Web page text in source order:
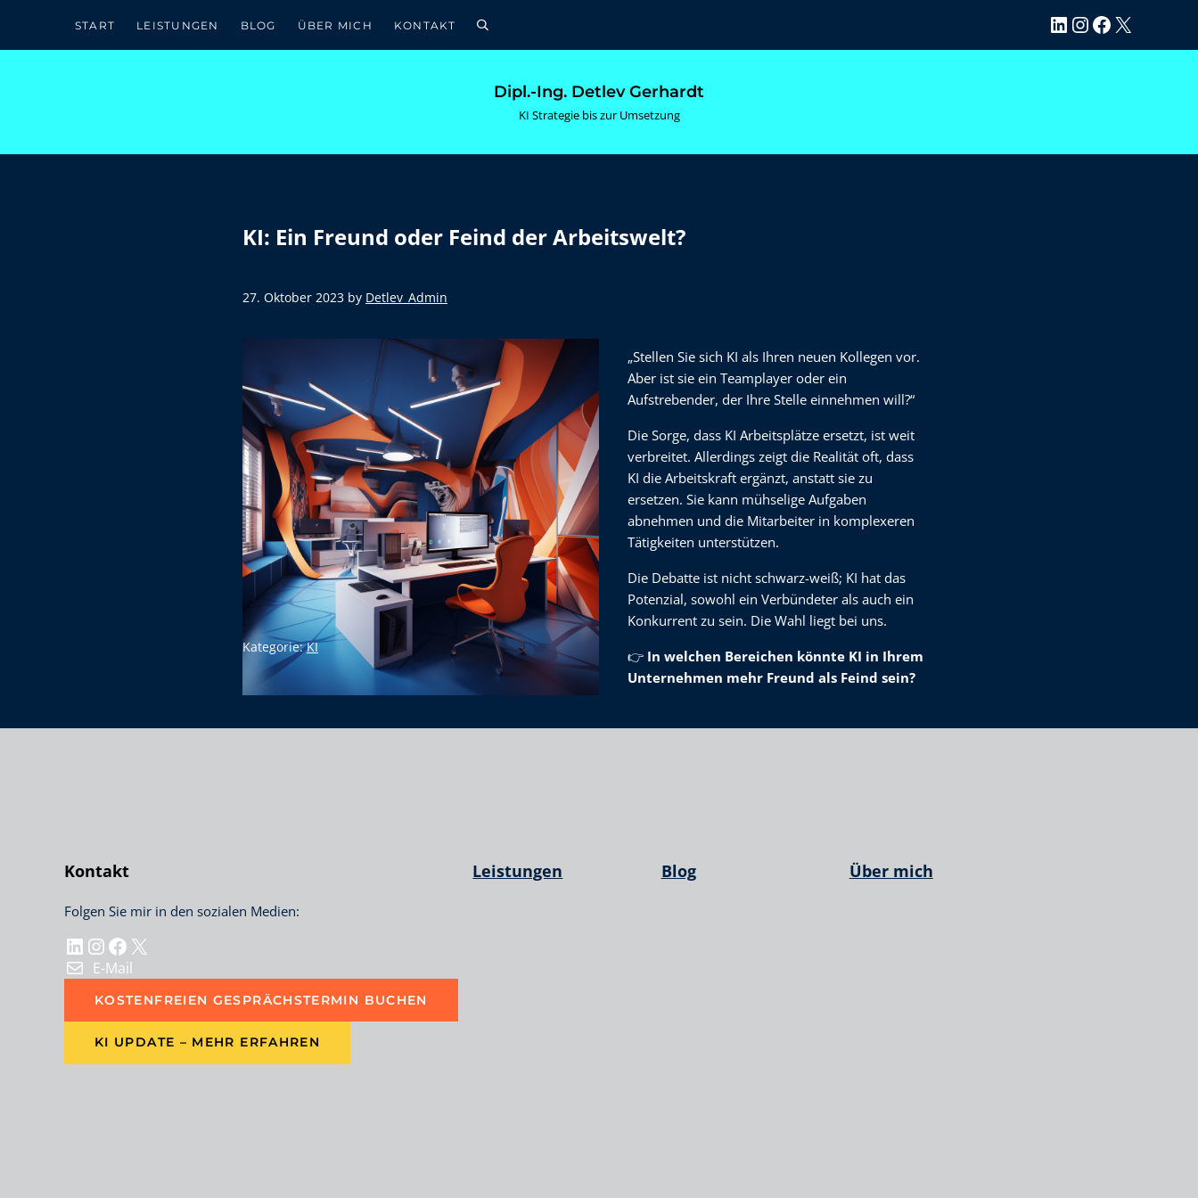
START LEISTUNGEN BLOG ÜBER MICH KONTAKT Suche LinkedIn
Instagram
Facebook
X
Dipl.-Ing. Detlev Gerhardt
KI Strategie bis zur Umsetzung
KI: Ein Freund oder Feind der Arbeitswelt?
27. Oktober 2023 by Detlev_Admin
„Stellen Sie sich KI als Ihren neuen Kollegen vor.
Aber ist sie ein Teamplayer oder ein
Aufstrebender, der Ihre Stelle einnehmen will?“
Die Sorge, dass KI Arbeitsplätze ersetzt, ist weit
verbreitet. Allerdings zeigt die Realität oft, dass
KI die Arbeitskraft ergänzt, anstatt sie zu
ersetzen. Sie kann mühselige Aufgaben
abnehmen und die Mitarbeiter in komplexeren
Tätigkeiten unterstützen.
Die Debatte ist nicht schwarz-weiß; KI hat das
Potenzial, sowohl ein Verbündeter als auch ein
Konkurrent zu sein. Die Wahl liegt bei uns.
👉 In welchen Bereichen könnte KI in Ihrem
Unternehmen mehr Freund als Feind sein?
Kategorie:KI
Kontakt
Folgen Sie mir in den sozialen Medien:
LinkedIn
Instagram
Facebook
X
E-Mail
Leistungen Blog Über mich
KOSTENFREIEN GESPRÄCHSTERMIN BUCHEN
KI UPDATE – MEHR ERFAHREN